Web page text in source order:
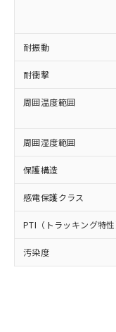
耐振動
耐衝撃
周囲温度範囲
周囲湿度範囲
保護構造
感電保護クラス
PTI（トラッキング特性
汚染度
在庫
記載
タに
覧さ
準価
正式
様の
ムロ
オム
くださ
在庫
事前の
示し
マイ
ビス）
むを得ず変
鉛(Pb)
六価クロム
類(PBB)
(PBDE)
ル) (DEHP)(別
ルベンジル（
（DBP）
但し、RoHS指
フタル酸エス
図的な使用がな
※2 対応予
部品在庫の
月が前後す
「－」：未
*中国RoHS10
Pb(鉛)
Cr(Ⅵ)(六価ク
ニル類) :
ル類) : 1000ppm
DBP(フタル酸
DEHP(フタル
「ｅ」：有
準値以下で
「10」：通
質が外部に
為替
（以
また
国政
可)を
当社
全に
いよ
当社
ル、
武器
当社は
場合
該第三
販売
法に
認
白
情